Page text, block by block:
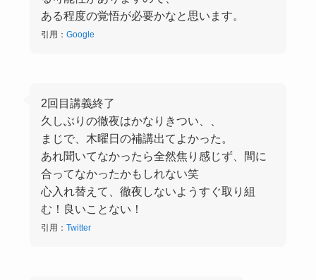
ある程度の覚悟が必要かなと思います。
引用：Google
2回目講義終了
久しぶりの徹夜はかなりきつい、、
まじで、木曜日の補講出てよかった。
あれ聞いてなかったら全然焦り感じず、間に
合ってなかったかもしれない笑
心入れ替えて、徹夜しないようすぐ取り組
む！良いことない！
引用：Twitter